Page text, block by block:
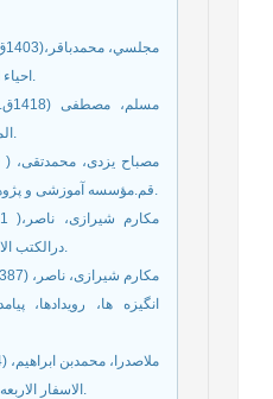
احياء التراث العربي. چاپ4،ج2.
الموضوعى دمشق: دارالقلم.
قم.مؤسسه آموزشی و پژوهشی امام خمینی، چاپ 3.
درالکتب الاسلامیه، تهران. چاپ3،ج4.
انگيزه ها، رويدادها،
الاسفار الاربعه، قم. انتشارات مصطفوی.